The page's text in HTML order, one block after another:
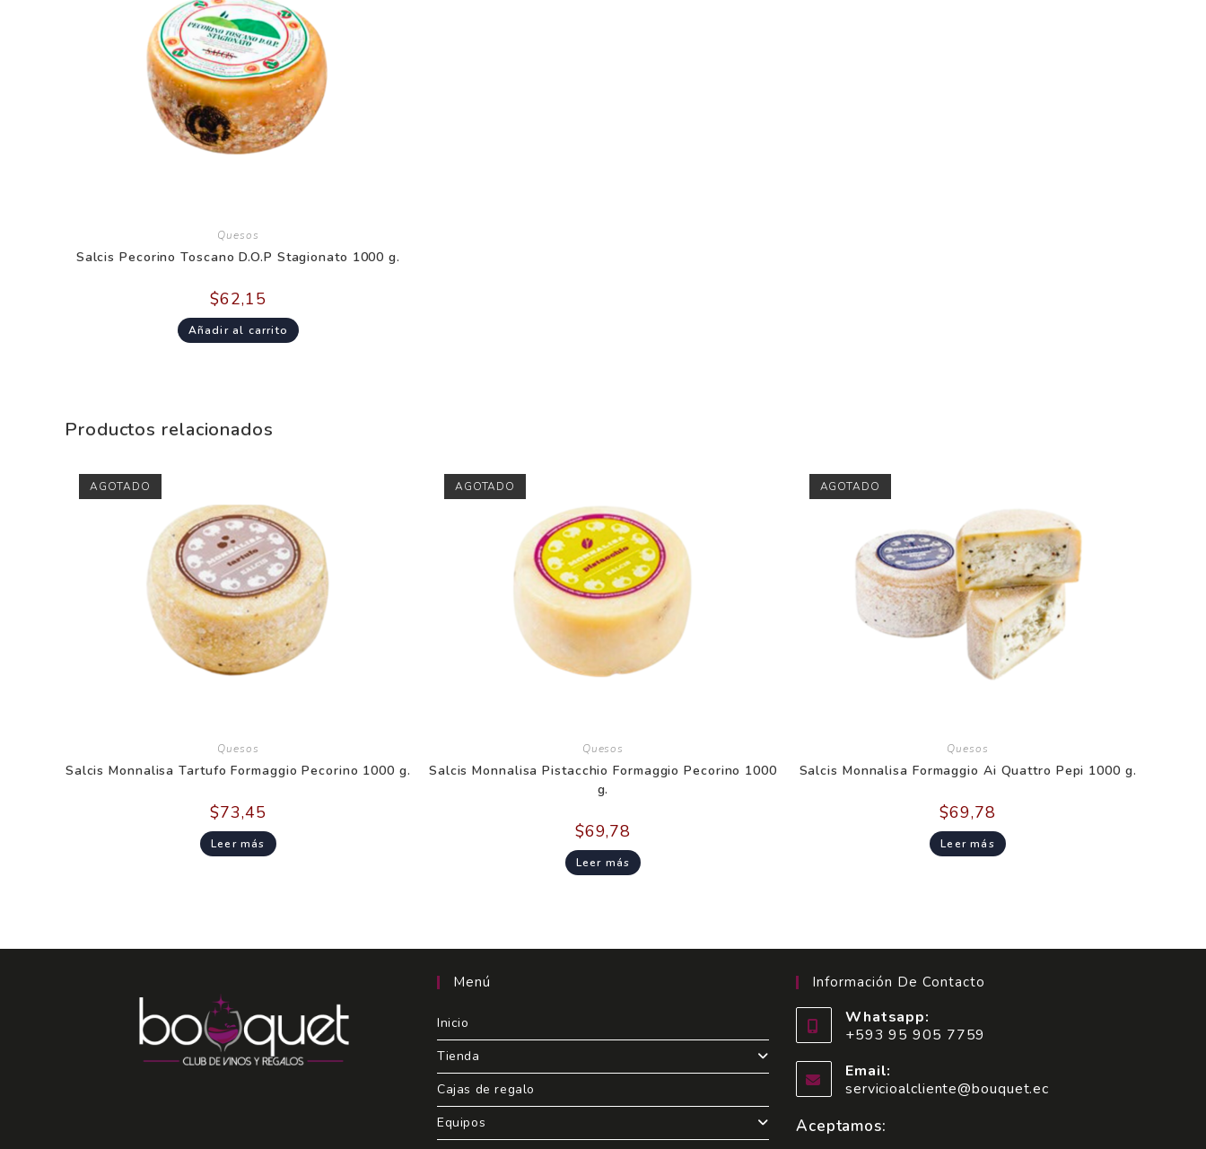
Quesos
Salcis Pecorino Toscano D.O.P Stagionato 1000 g.
$62,15
Añadir al carrito
Productos relacionados
AGOTADO
Quesos
Salcis Monnalisa Tartufo Formaggio Pecorino 1000 g.
$73,45
Leer más
AGOTADO
Quesos
Salcis Monnalisa Pistacchio Formaggio Pecorino 1000
g.
$69,78
Leer más
AGOTADO
Quesos
Salcis Monnalisa Formaggio Ai Quattro Pepi 1000 g.
$69,78
Leer más
Menú
Inicio
Tienda
Cajas de regalo
Equipos
Información De Contacto
Whatsapp:
+593 95 905 7759
Email:
servicioalcliente@bouquet.ec
Aceptamos: